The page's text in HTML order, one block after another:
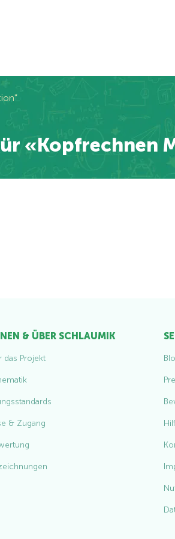
«Kopfrechnen
& ÜBER SCHLAUMIK
das Projekt
& Zugang